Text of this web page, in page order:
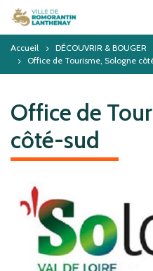
Accueil
DÉCOUVRIR & BOUGER
Office de Tourisme, Sologne
Office de
côté-sud